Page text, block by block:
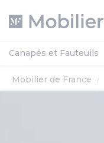
Canapés et Fauteuils
Mobilier de France